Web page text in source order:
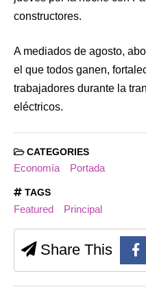
constructores.
A mediados de agosto,
el que todos ganen,
trabajadores durante la
eléctricos.
CATEGORIES
Economía Portada
TAGS
Featured Principal
Share This